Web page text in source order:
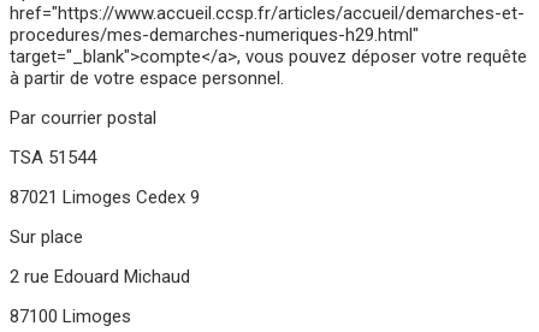
href="https://www.accueil.ccsp.fr/articles/accueil/demarches-et-
procedures/mes-demarches-numeriques-h29.html"
target="_blank">compte</a>, vous pouvez déposer votre requête
à partir de votre espace personnel.
Par courrier postal
TSA 51544
87021 Limoges Cedex 9
Sur place
2 rue Edouard Michaud
87100 Limoges